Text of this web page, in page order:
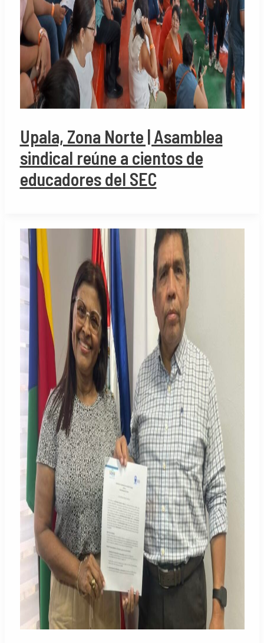
Upala, Zona Norte | Asamblea
sindical reúne a cientos de
educadores del SEC